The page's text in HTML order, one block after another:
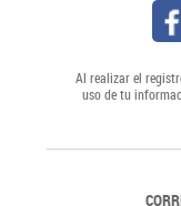
Al realizar el
uso de tu